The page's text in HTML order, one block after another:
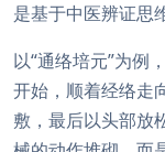
是基于中医辨证思
以“通络培元”为例
开始，顺着经络走
敷，最后以头部放